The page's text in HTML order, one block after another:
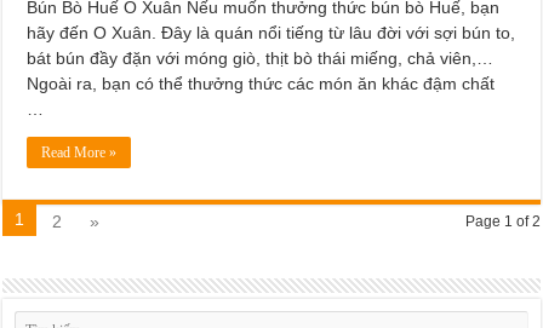
Bún Bò Huế O Xuân Nếu muốn thưởng thức bún bò Huế, bạn
hãy đến O Xuân. Đây là quán nổi tiếng từ lâu đời với sợi bún to,
bát bún đầy đặn với móng giò, thịt bò thái miếng, chả viên,…
Ngoài ra, bạn có thể thưởng thức các món ăn khác đậm chất
Read More »
Page 1 of 2
1 2 »